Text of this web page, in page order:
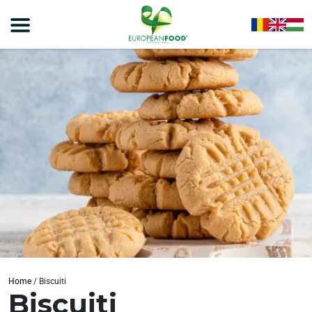
Home / Biscuiti
Biscuiti